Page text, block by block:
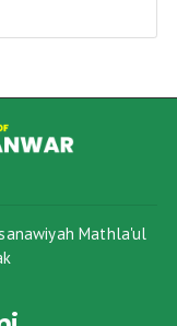
Mathla'ul